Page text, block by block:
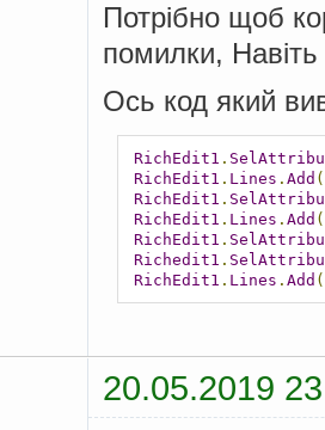
Потрібно щоб
помилки,
Ось код який
RichEdit1 .
RichEdit1 . Lines . Add (
RichEdit1 .
RichEdit1 . Lines . Add (
RichEdit1 .
Richedit1 .
RichEdit1 . Lines . Add (
20.05.2019